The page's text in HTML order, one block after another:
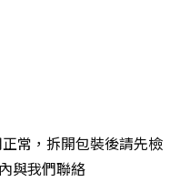
常，拆開包裝後請先檢
與我們聯絡